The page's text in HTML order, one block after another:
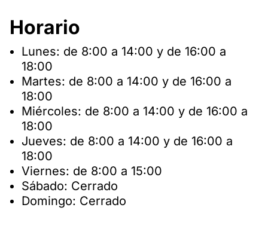
Horario
Lunes: de 8:00 a 14:00 y de 16:00 a
18:00
Martes: de 8:00 a 14:00 y de 16:00 a
18:00
Miércoles: de 8:00 a 14:00 y de 16:00 a
18:00
Jueves: de 8:00 a 14:00 y de 16:00 a
18:00
Viernes: de 8:00 a 15:00
Sábado: Cerrado
Domingo: Cerrado